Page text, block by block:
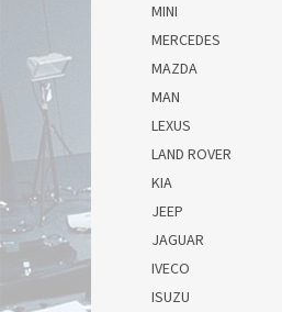
MINI
MERCEDES
MAZDA
MAN
LEXUS
LAND ROVER
KIA
JEEP
JAGUAR
IVECO
ISUZU